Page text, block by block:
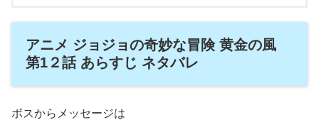
アニメ ジョジョの奇妙な冒険 黄金の風
第1２話 あらすじ ネタバレ
ボスからメッセージは